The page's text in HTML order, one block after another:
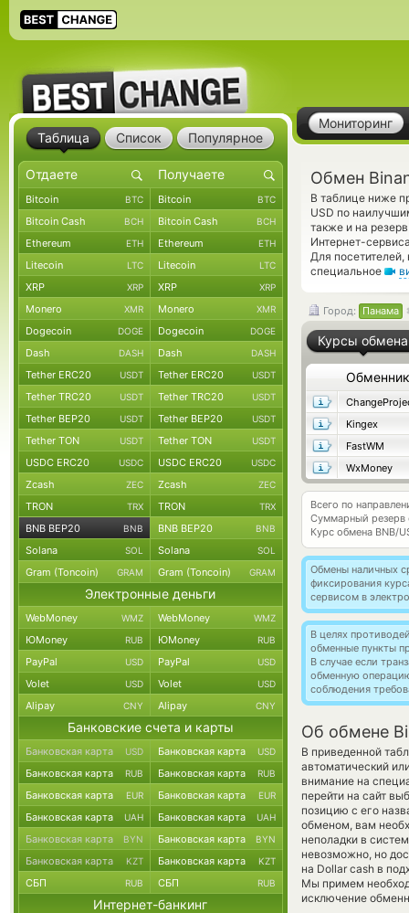
Мониторинг
Обмен
В таблице ниже
USD по
также и на
Интернет-
Для
специальное
Город: Панама
Курсы обмена
Обменник
Kingex
FastWM
WxMoney
Всего по
Суммарный резерв
Курс обмена BNB/
Обмены наличных
фиксирования
сервисом в
В целях
обменные пункты
В случае если
обменную
соблюдения
Об обмене
В приведенной
автоматический
внимание на
перейти на сайт
позицию с его
обменом, вам
неполадки в
невозможно, но
на Dollar cash в
Мы примем
исключение
Таблица Список Популярное
Bitcoin BTC Bitcoin BTC
Bitcoin Cash BCH Bitcoin Cash BCH
Ethereum ETH Ethereum ETH
Litecoin LTC Litecoin LTC
XRP XRP XRP XRP
Monero XMR Monero XMR
Dogecoin DOGE Dogecoin DOGE
Dash DASH Dash DASH
Tether ERC20 USDT Tether ERC20 USDT
Tether TRC20 USDT Tether TRC20 USDT
Tether BEP20 USDT Tether BEP20 USDT
Tether TON USDT Tether TON USDT
USDC ERC20 USDC USDC ERC20 USDC
Zcash ZEC Zcash ZEC
TRON TRX TRON TRX
BNB BEP20 BNB BNB BEP20 BNB
Solana SOL Solana SOL
Gram (Toncoin) GRAM Gram (Toncoin) GRAM
Электронные деньги
WebMoney WMZ WebMoney WMZ
ЮMoney RUB ЮMoney RUB
PayPal USD PayPal USD
Volet USD Volet USD
Alipay CNY Alipay CNY
Банковские счета и карты
Банковская карта USD Банковская карта USD
Банковская карта RUB Банковская карта RUB
Банковская карта EUR Банковская карта EUR
Банковская карта UAH Банковская карта UAH
Банковская карта BYN Банковская карта BYN
Банковская карта KZT Банковская карта KZT
СБП RUB СБП RUB
Интернет-банкинг